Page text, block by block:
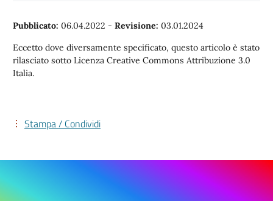
Pubblicato: 06.04.2022 - Revisione: 03.01.2024
Eccetto dove diversamente specificato, questo articolo è stato
rilasciato sotto Licenza Creative Commons Attribuzione 3.0
Italia.
Stampa / Condividi